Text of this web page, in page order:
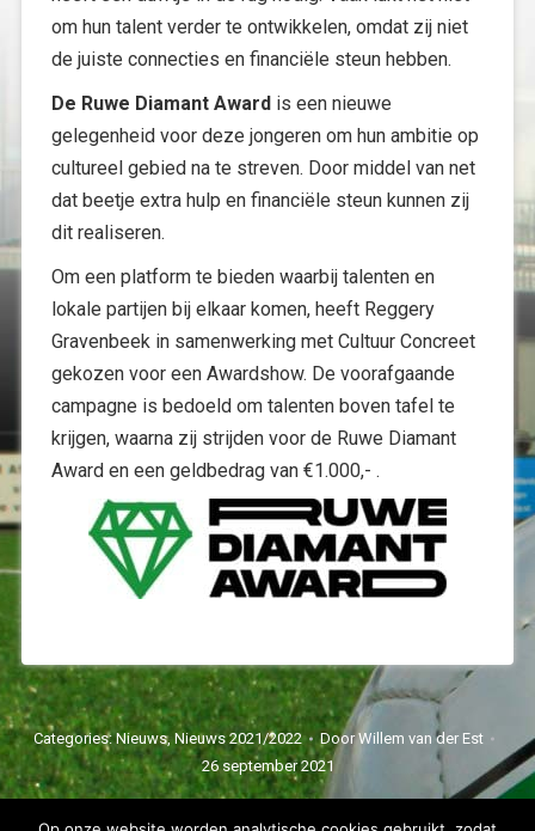
om hun talent verder te ontwikkelen, omdat zij niet
de juiste connecties en financiële steun hebben.
De Ruwe Diamant Award is een nieuwe
gelegenheid voor deze jongeren om hun ambitie op
cultureel gebied na te streven. Door middel van net
dat beetje extra hulp en financiële steun kunnen zij
dit realiseren.
Om een platform te bieden waarbij talenten en
lokale partijen bij elkaar komen, heeft Reggery
Gravenbeek in samenwerking met Cultuur Concreet
gekozen voor een Awardshow. De voorafgaande
campagne is bedoeld om talenten boven tafel te
krijgen, waarna zij strijden voor de Ruwe Diamant
Award en een geldbedrag van €1.000,- .
Categories:Nieuws,Nieuws 2021/2022 DoorWillem van der Est
26 september 2021